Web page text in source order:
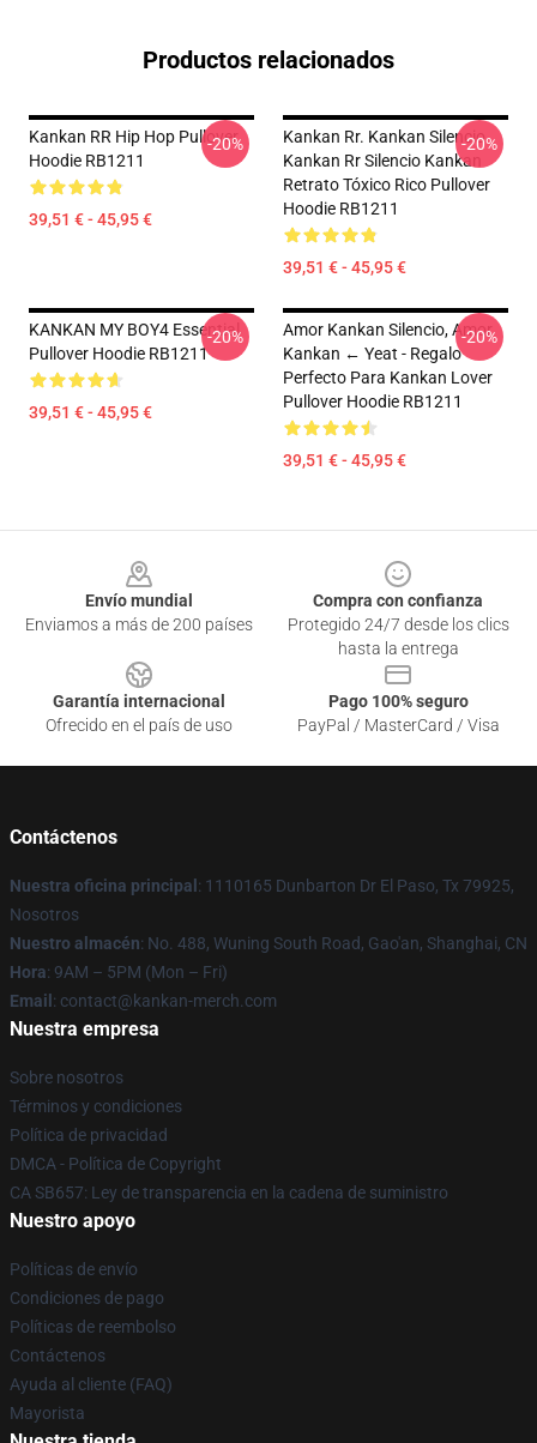
Productos relacionados
Kankan RR Hip Hop Pullover
Hoodie RB1211
39,51 € - 45,95 €
-20%
Kankan Rr. Kankan Silencio
Kankan Rr Silencio Kankan
Retrato Tóxico Rico Pullover
Hoodie RB1211
39,51 € - 45,95 €
-20%
KANKAN MY BOY4 Essential
Pullover Hoodie RB1211
39,51 € - 45,95 €
-20%
Amor Kankan Silencio, Amor
Kankan ← Yeat - Regalo
Perfecto Para Kankan Lover
Pullover Hoodie RB1211
39,51 € - 45,95 €
-20%
Envío mundial
Enviamos a más de 200 países
Compra con confianza
Protegido 24/7 desde los clics
hasta la entrega
Garantía internacional
Ofrecido en el país de uso
Pago 100% seguro
PayPal / MasterCard / Visa
Contáctenos
Nuestra oficina principal : 1110165 Dunbarton Dr El Paso, Tx 79925,
Nosotros
Nuestro almacén: No. 488, Wuning South Road, Gao'an, Shanghai, CN
Hora: 9AM – 5PM (Mon – Fri)
Email : contact@kankan-merch.com
Nuestra empresa
Sobre nosotros
Términos y condiciones
Política de privacidad
DMCA - Política de Copyright
CA SB657: Ley de transparencia en la cadena de suministro
Nuestro apoyo
Políticas de envío
Condiciones de pago
Políticas de reembolso
Contáctenos
Ayuda al cliente (FAQ)
Mayorista